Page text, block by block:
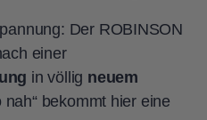
Der ROBINSON
einer
in völlig neuem
bekommt hier eine